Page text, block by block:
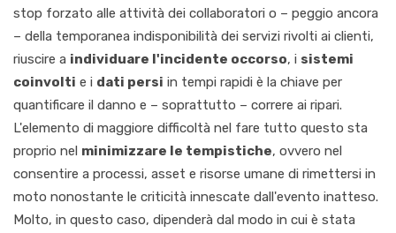
stop forzato alle attività dei collaboratori o – peggio ancora
– della temporanea indisponibilità dei servizi rivolti ai clienti,
riuscire a individuare l'incidente occorso, i sistemi
coinvolti e i dati persi in tempi rapidi è la chiave per
quantificare il danno e – soprattutto – correre ai ripari.
L'elemento di maggiore difficoltà nel fare tutto questo sta
proprio nel minimizzare le tempistiche, ovvero nel
consentire a processi, asset e risorse umane di rimettersi in
moto nonostante le criticità innescate dall'evento inatteso.
Molto, in questo caso, dipenderà dal modo in cui è stata